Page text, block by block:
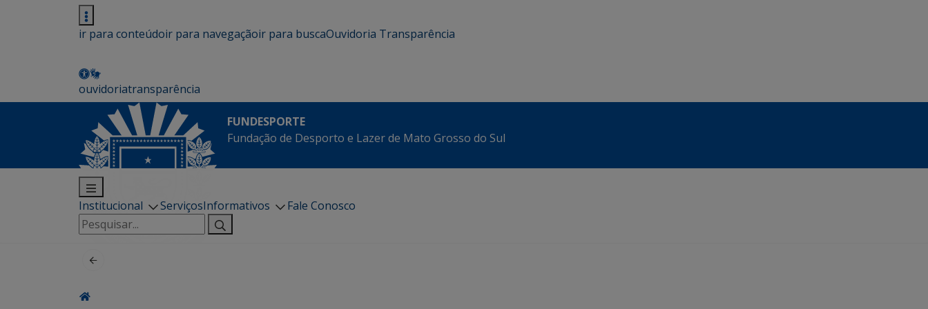
ir para conteúdoir para navegaçãoir para buscaOuvidoria Transparência
ouvidoriatransparência
FUNDESPORTE
Fundação de Desporto e Lazer de Mato Grosso do Sul
Institucional ServiçosInformativos
Fale Conosco
Pesquisar
por: